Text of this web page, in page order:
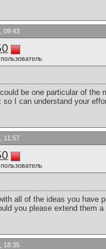
09:43
be one particular of the
so I can understand your
11:57
with all of the ideas you
you please extend them
18:35